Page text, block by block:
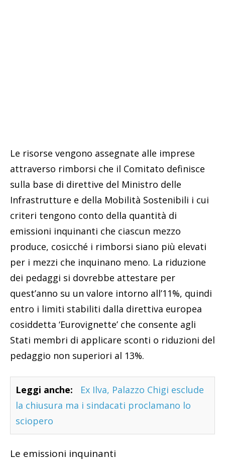
Le risorse vengono assegnate alle imprese
attraverso rimborsi che il Comitato definisce
sulla base di direttive del Ministro delle
Infrastrutture e della Mobilità Sostenibili i cui
criteri tengono conto della quantità di
emissioni inquinanti che ciascun mezzo
produce, cosicché i rimborsi siano più elevati
per i mezzi che inquinano meno. La riduzione
dei pedaggi si dovrebbe attestare per
quest’anno su un valore intorno all’11%, quindi
entro i limiti stabiliti dalla direttiva europea
cosiddetta ‘Eurovignette’ che consente agli
Stati membri di applicare sconti o riduzioni del
pedaggio non superiori al 13%.
Leggi anche:
Ex Ilva, Palazzo Chigi esclude
la chiusura ma i sindacati proclamano lo
sciopero
Le emissioni inquinanti